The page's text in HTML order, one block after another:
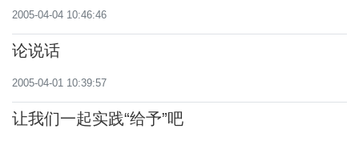
2005-04-04 10:46:46
论说话
2005-04-01 10:39:57
让我们一起实践“给予”吧